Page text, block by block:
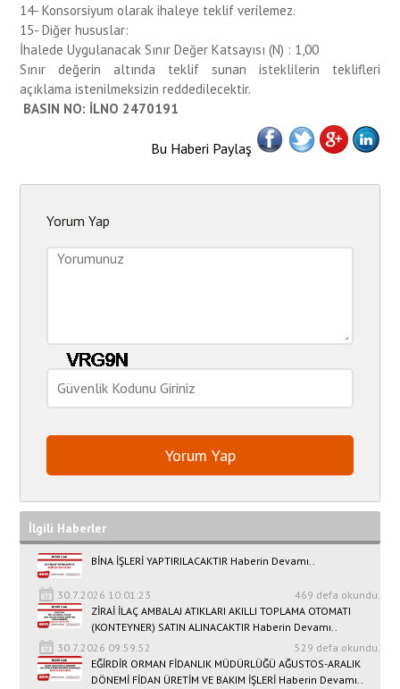
14- Konsorsiyum olarak ihaleye teklif verilemez.
15- Diğer hususlar:
İhalede Uygulanacak Sınır Değer Katsayısı (N) : 1,00
Sınır değerin altında teklif sunan isteklilerin teklifleri
açıklama istenilmeksizin reddedilecektir.
BASIN NO: İLNO 2470191
Bu Haberi Paylaş
Yorum Yap
İlgili Haberler
BİNA İŞLERİ YAPTIRILACAKTIR Haberin Devamı..
30.7.2026 10:01:23
469 defa okundu.
ZİRAİ İLAÇ AMBALAJ ATIKLARI AKILLI TOPLAMA OTOMATI
(KONTEYNER) SATIN ALINACAKTIR Haberin Devamı..
30.7.2026 09:59:52
529 defa okundu.
EĞİRDİR ORMAN FİDANLIK MÜDÜRLÜĞÜ AĞUSTOS-ARALIK
DÖNEMİ FİDAN ÜRETİM VE BAKIM İŞLERİ Haberin Devamı..